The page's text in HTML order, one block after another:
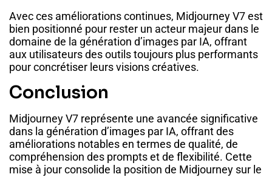
Avec ces améliorations continues, Midjourney V7 est
bien positionné pour rester un acteur majeur dans le
domaine de la génération d’images par IA, offrant
aux utilisateurs des outils toujours plus performants
pour concrétiser leurs visions créatives.
Conclusion
Midjourney V7 représente une avancée significative
dans la génération d’images par IA, offrant des
améliorations notables en termes de qualité, de
compréhension des prompts et de flexibilité. Cette
mise à jour consolide la position de Midjourney sur le